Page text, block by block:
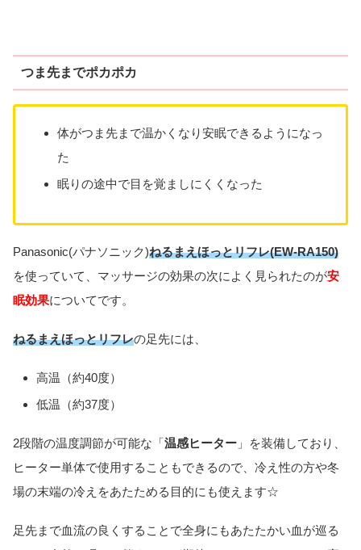
つま先までポカポカ
体がつま先まで温かくなり安眠できるようになっ
た
眠りの途中で目を覚ましにくくなった
Panasonic(パナソニック)ねるまえほっとリフレ(EW-RA150)
を使っていて、マッサージの効果の次によく見られたのが安
眠効果についてです。
ねるまえほっとリフレの足先には、
高温（約40度）
低温（約37度）
2段階の温度調節が可能な「温感ヒーター 」を装備しており、
ヒーター単体で使用することもできるので、冷え性の方や冬
場の末端の冷えをあたためる目的にも使えます☆
足先まで血流の良くすることで全身にもあたたかい血が巡る